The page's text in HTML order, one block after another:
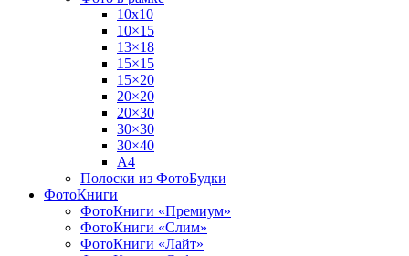
10х10
10×15
13×18
15×15
15×20
20×20
20×30
30×30
30×40
A4
Полоски из ФотоБудки
ФотоКниги
ФотоКниги «Премиум»
ФотоКниги «Слим»
ФотоКниги «Лайт»